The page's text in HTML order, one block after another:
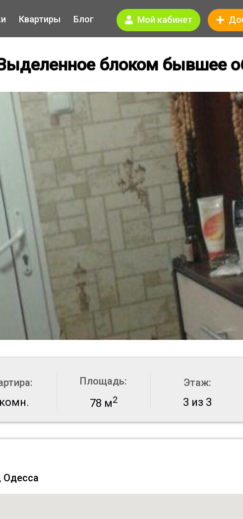
Квартиры Блог Мой кабинет
блоком бывшее
Площадь:
78 м2
Этаж:
3 из 3
Одесса